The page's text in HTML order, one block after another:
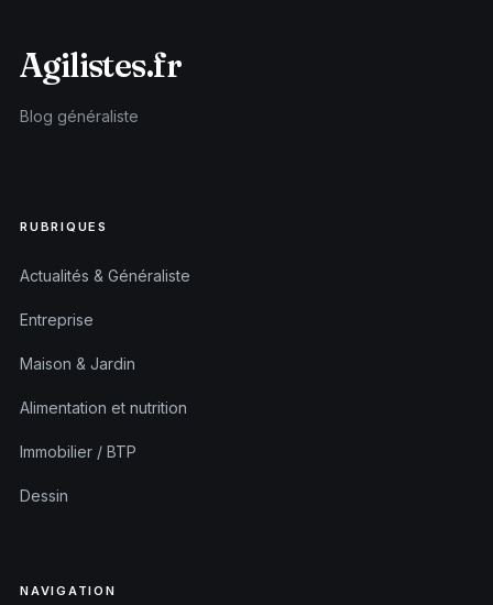
Agilistes.fr
Blog généraliste
RUBRIQUES
Actualités & Généraliste
Entreprise
Maison & Jardin
Alimentation et nutrition
Immobilier / BTP
Dessin
NAVIGATION